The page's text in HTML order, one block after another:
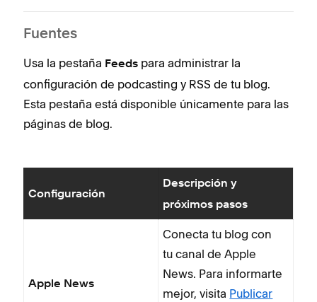
Fuentes
Usa la pestaña Feeds para administrar la
configuración de podcasting y RSS de tu blog.
Esta pestaña está disponible únicamente para las
páginas de blog.
Configuración
Descripción y
próximos pasos
Apple News
Conecta tu blog con
tu canal de Apple
News. Para informarte
mejor, visita Publicar